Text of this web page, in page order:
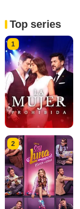
Top series
1
2